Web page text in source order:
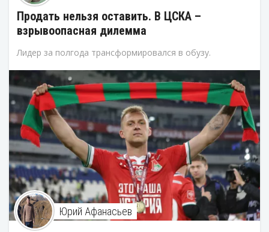
Продать нельзя оставить. В ЦСКА –
взрывоопасная дилемма
Лидер за полгода трансформировался в обузу.
Юрий Афанасьев